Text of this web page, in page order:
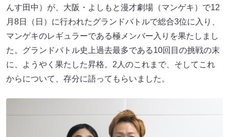
んす田中）が、大阪・よしもと漫才劇場（マンゲキ）で12
月8日（日）に行われたグランドバトルで総合3位に入り、
マンゲキのレギュラーである極メンバー入りを果たしまし
た。グランドバトル史上過去最多である10回目の挑戦の末
に、ようやく果たした昇格。2人のこれまで、そしてこれ
からについて、存分に語ってもらいました。